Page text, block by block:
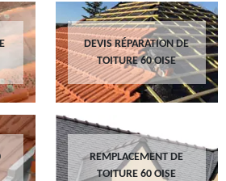
DEVIS RÉPARATION DE
TOITURE 60 OISE
REMPLACEMENT DE
TOITURE 60 OISE